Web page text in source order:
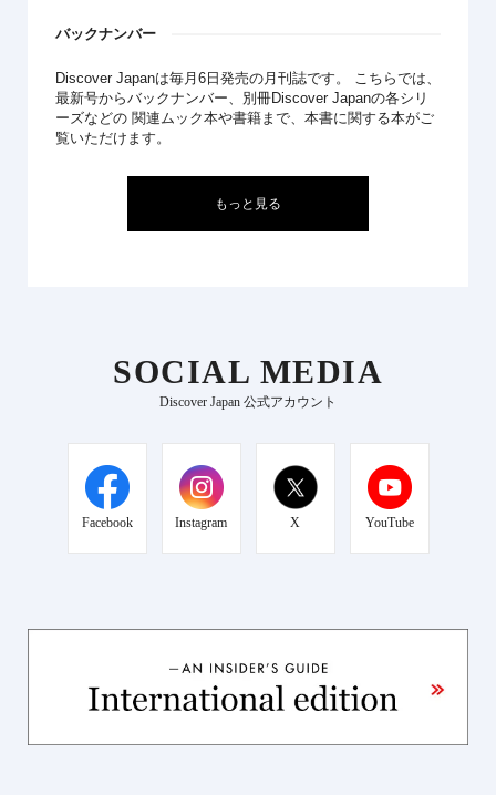
バックナンバー
Discover Japanは毎月6日発売の月刊誌です。 こちらでは、
最新号からバックナンバー、別冊Discover Japanの各シリ
ーズなどの 関連ムック本や書籍まで、本書に関する本がご
覧いただけます。
もっと見る
SOCIAL MEDIA
Discover Japan 公式アカウント
Facebook Instagram X YouTube